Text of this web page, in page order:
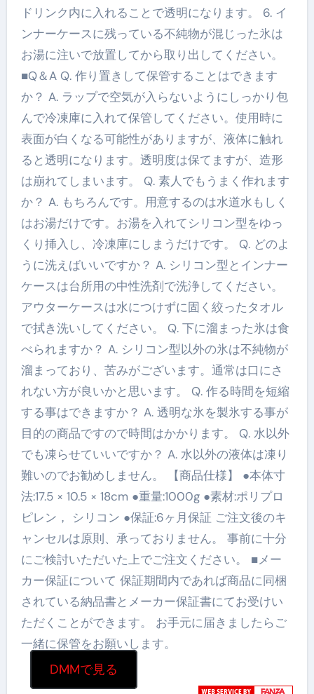
ドリンク内に入れることで透明になります。 6. イ
ンナーケースに残っている不純物が混じった氷は
お湯に注いで放置してから取り出してください。
■Q＆A Q. 作り置きして保管することはできます
か？ A. ラップで空気が入らないようにしっかり包
んで冷凍庫に入れて保管してください。使用時に
表面が白くなる可能性がありますが、液体に触れ
ると透明になります。透明度は保てますが、造形
は崩れてしまいます。 Q. 素人でもうまく作れます
か？ A. もちろんです。用意するのは水道水もしく
はお湯だけです。お湯を入れてシリコン型をゆっ
くり挿入し、冷凍庫にしまうだけです。 Q. どのよ
うに洗えばいいですか？ A. シリコン型とインナー
ケースは台所用の中性洗剤で洗浄してください。
アウターケースは水につけずに固く絞ったタオル
で拭き洗いしてください。 Q. 下に溜まった氷は食
べられますか？ A. シリコン型以外の氷は不純物が
溜まっており、苦みがございます。通常は口にさ
れない方が良いかと思います。 Q. 作る時間を短縮
する事はできますか？ A. 透明な氷を製氷する事が
目的の商品ですので時間はかかります。 Q. 水以外
でも凍らせていいですか？ A. 水以外の液体は凍り
難いのでお勧めしません。 【商品仕様】 ●本体寸
法:17.5 × 10.5 × 18cm ●重量:1000g ●素材:ポリプロ
ピレン， シリコン ●保証:6ヶ月保証 ご注文後のキ
ャンセルは原則、承っておりません。 事前に十分
にご検討いただいた上でご注文ください。 ■メー
カー保証について 保証期間内であれば商品に同梱
されている納品書とメーカー保証書にてお受けい
ただくことができます。 お手元に届きましたらご
一緒に保管をお願いします。
DMMで見る